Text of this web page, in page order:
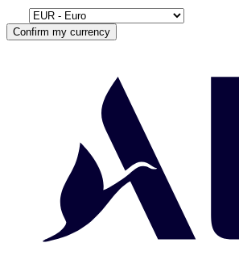
Confirm my currency